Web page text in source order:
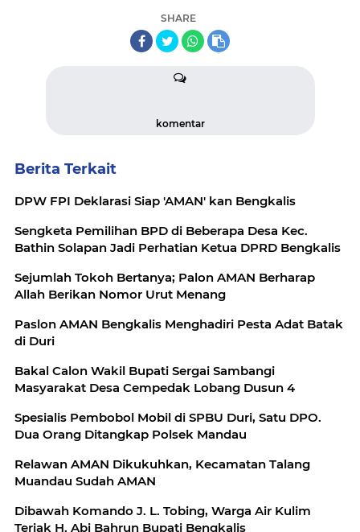
SHARE
komentar
Berita Terkait
DPW FPI Deklarasi Siap 'AMAN' kan Bengkalis
Sengketa Pemilihan BPD di Beberapa Desa Kec.
Bathin Solapan Jadi Perhatian Ketua DPRD Bengkalis
Sejumlah Tokoh Bertanya; Palon AMAN Berharap
Allah Berikan Nomor Urut Menang
Paslon AMAN Bengkalis Menghadiri Pesta Adat Batak
di Duri
Bakal Calon Wakil Bupati Sergai Sambangi
Masyarakat Desa Cempedak Lobang Dusun 4
Spesialis Pembobol Mobil di SPBU Duri, Satu DPO.
Dua Orang Ditangkap Polsek Mandau
Relawan AMAN Dikukuhkan, Kecamatan Talang
Muandau Sudah AMAN
Dibawah Komando J. L. Tobing, Warga Air Kulim
Teriak H. Abi Bahrun Bupati Bengkalis